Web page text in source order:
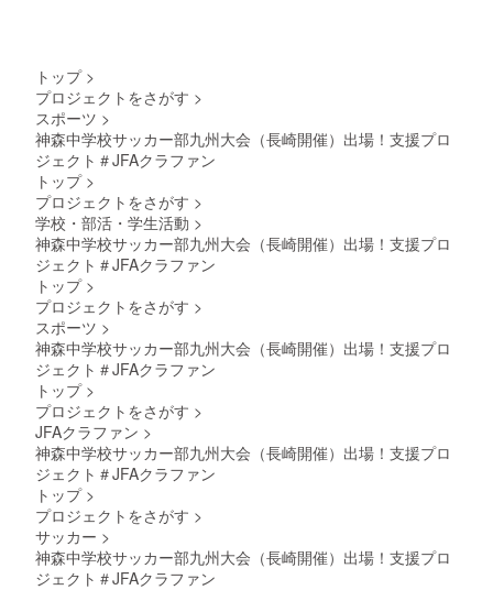
トップ >
プロジェクトをさがす >
スポーツ >
神森中学校サッカー部九州大会（長崎開催）出場！支援プロ
ジェクト＃JFAクラファン
トップ >
プロジェクトをさがす >
学校・部活・学生活動 >
神森中学校サッカー部九州大会（長崎開催）出場！支援プロ
ジェクト＃JFAクラファン
トップ >
プロジェクトをさがす >
スポーツ >
神森中学校サッカー部九州大会（長崎開催）出場！支援プロ
ジェクト＃JFAクラファン
トップ >
プロジェクトをさがす >
JFAクラファン >
神森中学校サッカー部九州大会（長崎開催）出場！支援プロ
ジェクト＃JFAクラファン
トップ >
プロジェクトをさがす >
サッカー >
神森中学校サッカー部九州大会（長崎開催）出場！支援プロ
ジェクト＃JFAクラファン